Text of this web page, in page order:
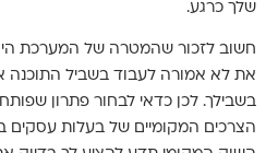
שלך כרגע.
חשוב לזכור שהמטרה של המערכת
את לא אמורה לעבוד בשביל התוכנה
בשבילך. לכן כדאי לבחור פתרון
הצרכים המקומיים של בעלות